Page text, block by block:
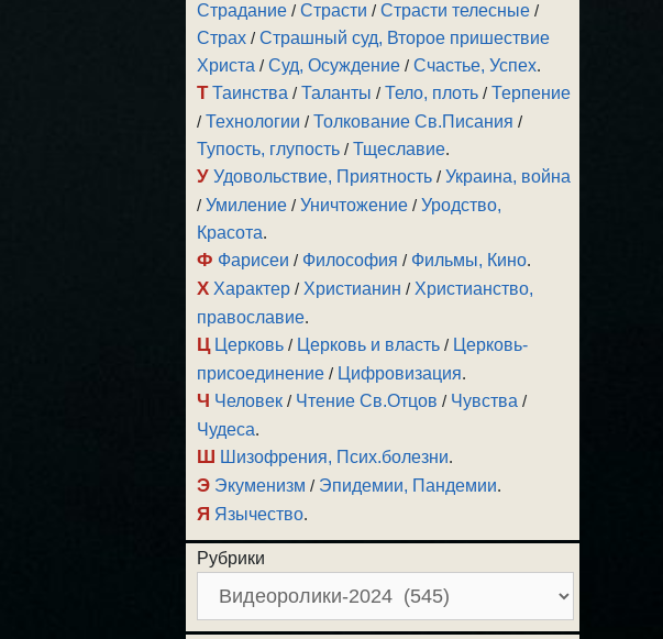
Страдание /Страсти /Страсти телесные /
Страх /Страшный суд, Второе пришествие
Христа /Суд, Осуждение /Счастье, Успех.
Т Таинства /Таланты /Тело, плоть /Терпение
/Технологии /Толкование Св.Писания /
Тупость, глупость /Тщеславие.
У Удовольствие, Приятность /Украина, война
/Умиление /Уничтожение /Уродство,
Красота.
Ф Фарисеи / Философия / Фильмы, Кино.
Х Характер / Христианин / Христианство,
православие.
Ц Церковь / Церковь и власть / Церковь-
присоединение / Цифровизация.
Ч Человек / Чтение Св.Отцов / Чувства /
Чудеса.
Ш Шизофрения, Псих.болезни.
Э Экуменизм / Эпидемии, Пандемии.
Я Язычество.
Рубрики